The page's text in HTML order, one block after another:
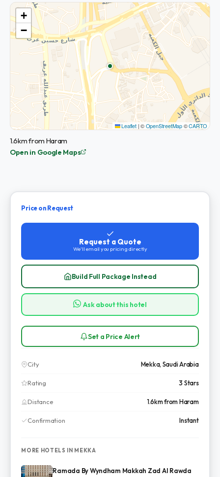
+
−
Leaflet |©OpenStreetMap©CARTO
1.6km from Haram
Open in Google Maps
Price on Request
Request a Quote
We'll email you pricing directly
Build Full Package Instead
Ask about this hotel
Set a Price Alert
City Mekka, Saudi Arabia
Rating 3 Stars
Distance 1.6km from Haram
Confirmation Instant
MORE HOTELS IN MEKKA
Ramada By Wyndham Makkah Zad Al Rawda